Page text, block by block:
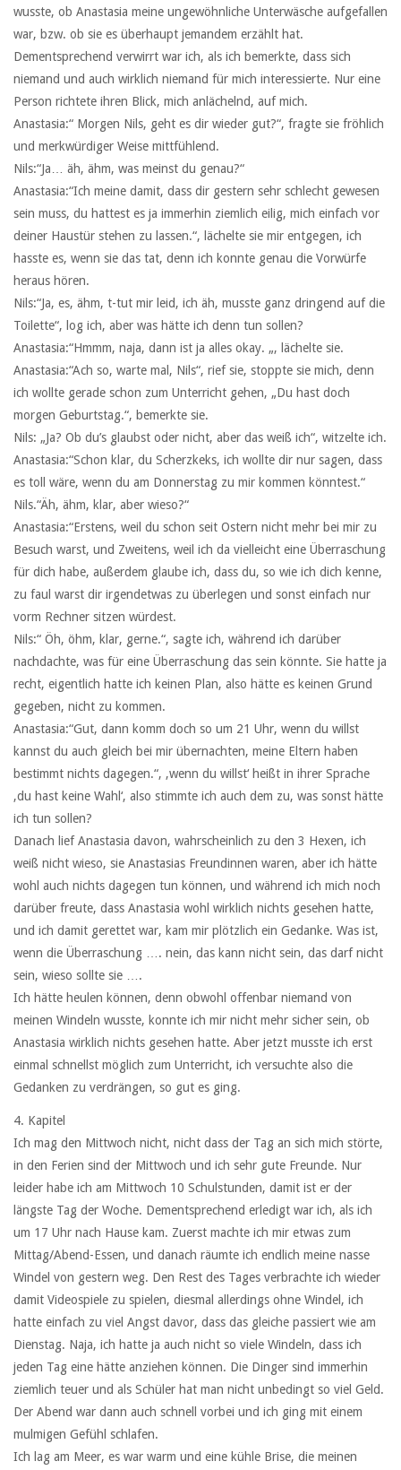
wusste, ob Anastasia meine ungewöhnliche Unterwäsche aufgefallen
war, bzw. ob sie es überhaupt jemandem erzählt hat.
Dementsprechend verwirrt war ich, als ich bemerkte, dass sich
niemand und auch wirklich niemand für mich interessierte. Nur eine
Person richtete ihren Blick, mich anlächelnd, auf mich.
Anastasia:“ Morgen Nils, geht es dir wieder gut?“, fragte sie fröhlich
und merkwürdiger Weise mittfühlend.
Nils:“Ja… äh, ähm, was meinst du genau?“
Anastasia:“Ich meine damit, dass dir gestern sehr schlecht gewesen
sein muss, du hattest es ja immerhin ziemlich eilig, mich einfach vor
deiner Haustür stehen zu lassen.“, lächelte sie mir entgegen, ich
hasste es, wenn sie das tat, denn ich konnte genau die Vorwürfe
heraus hören.
Nils:“Ja, es, ähm, t-tut mir leid, ich äh, musste ganz dringend auf die
Toilette“, log ich, aber was hätte ich denn tun sollen?
Anastasia:“Hmmm, naja, dann ist ja alles okay. „, lächelte sie.
Anastasia:“Ach so, warte mal, Nils“, rief sie, stoppte sie mich, denn
ich wollte gerade schon zum Unterricht gehen, „Du hast doch
morgen Geburtstag.“, bemerkte sie.
Nils: „Ja? Ob du’s glaubst oder nicht, aber das weiß ich“, witzelte ich.
Anastasia:“Schon klar, du Scherzkeks, ich wollte dir nur sagen, dass
es toll wäre, wenn du am Donnerstag zu mir kommen könntest.“
Nils.“Äh, ähm, klar, aber wieso?“
Anastasia:“Erstens, weil du schon seit Ostern nicht mehr bei mir zu
Besuch warst, und Zweitens, weil ich da vielleicht eine Überraschung
für dich habe, außerdem glaube ich, dass du, so wie ich dich kenne,
zu faul warst dir irgendetwas zu überlegen und sonst einfach nur
vorm Rechner sitzen würdest.
Nils:“ Öh, öhm, klar, gerne.“, sagte ich, während ich darüber
nachdachte, was für eine Überraschung das sein könnte. Sie hatte ja
recht, eigentlich hatte ich keinen Plan, also hätte es keinen Grund
gegeben, nicht zu kommen.
Anastasia:“Gut, dann komm doch so um 21 Uhr, wenn du willst
kannst du auch gleich bei mir übernachten, meine Eltern haben
bestimmt nichts dagegen.“, ‚wenn du willst‘ heißt in ihrer Sprache
‚du hast keine Wahl‘, also stimmte ich auch dem zu, was sonst hätte
ich tun sollen?
Danach lief Anastasia davon, wahrscheinlich zu den 3 Hexen, ich
weiß nicht wieso, sie Anastasias Freundinnen waren, aber ich hätte
wohl auch nichts dagegen tun können, und während ich mich noch
darüber freute, dass Anastasia wohl wirklich nichts gesehen hatte,
und ich damit gerettet war, kam mir plötzlich ein Gedanke. Was ist,
wenn die Überraschung …. nein, das kann nicht sein, das darf nicht
sein, wieso sollte sie ….
Ich hätte heulen können, denn obwohl offenbar niemand von
meinen Windeln wusste, konnte ich mir nicht mehr sicher sein, ob
Anastasia wirklich nichts gesehen hatte. Aber jetzt musste ich erst
einmal schnellst möglich zum Unterricht, ich versuchte also die
Gedanken zu verdrängen, so gut es ging.
4. Kapitel
Ich mag den Mittwoch nicht, nicht dass der Tag an sich mich störte,
in den Ferien sind der Mittwoch und ich sehr gute Freunde. Nur
leider habe ich am Mittwoch 10 Schulstunden, damit ist er der
längste Tag der Woche. Dementsprechend erledigt war ich, als ich
um 17 Uhr nach Hause kam. Zuerst machte ich mir etwas zum
Mittag/Abend-Essen, und danach räumte ich endlich meine nasse
Windel von gestern weg. Den Rest des Tages verbrachte ich wieder
damit Videospiele zu spielen, diesmal allerdings ohne Windel, ich
hatte einfach zu viel Angst davor, dass das gleiche passiert wie am
Dienstag. Naja, ich hatte ja auch nicht so viele Windeln, dass ich
jeden Tag eine hätte anziehen können. Die Dinger sind immerhin
ziemlich teuer und als Schüler hat man nicht unbedingt so viel Geld.
Der Abend war dann auch schnell vorbei und ich ging mit einem
mulmigen Gefühl schlafen.
Ich lag am Meer, es war warm und eine kühle Brise, die meinen